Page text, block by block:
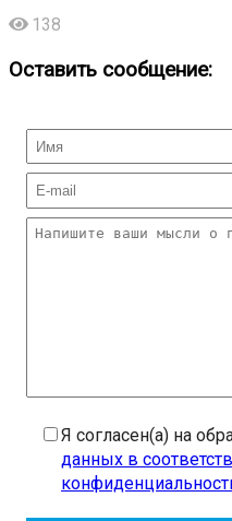
138
Оставить сообщение:
Я согласен(а) на
данных в